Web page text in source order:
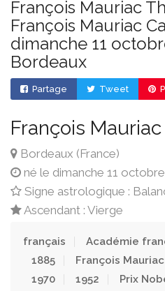
François Mauriac
François Mauriac
dimanche 11
Bordeaux
Partage Tweet
François Mauriac
Bordeaux (France)
né le dimanche 11
Signe astrologique :
Ascendant : Vierge
français Académie
1885
François Mauriac
1970
1952
Prix